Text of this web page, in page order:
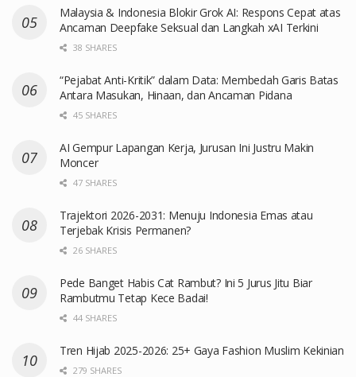
Malaysia & Indonesia Blokir Grok AI: Respons Cepat atas
Ancaman Deepfake Seksual dan Langkah xAI Terkini
38 SHARES
“Pejabat Anti-Kritik” dalam Data: Membedah Garis Batas
Antara Masukan, Hinaan, dan Ancaman Pidana
45 SHARES
AI Gempur Lapangan Kerja, Jurusan Ini Justru Makin
Moncer
47 SHARES
Trajektori 2026-2031: Menuju Indonesia Emas atau
Terjebak Krisis Permanen?
26 SHARES
Pede Banget Habis Cat Rambut? Ini 5 Jurus Jitu Biar
Rambutmu Tetap Kece Badai!
44 SHARES
Tren Hijab 2025-2026: 25+ Gaya Fashion Muslim Kekinian
279 SHARES